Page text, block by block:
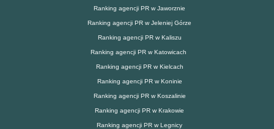
Ranking agencji PR w Jaworznie
Ranking agencji PR w Jeleniej Górze
Ranking agencji PR w Kaliszu
Ranking agencji PR w Katowicach
Ranking agencji PR w Kielcach
Ranking agencji PR w Koninie
Ranking agencji PR w Koszalinie
Ranking agencji PR w Krakowie
Ranking agencji PR w Legnicy